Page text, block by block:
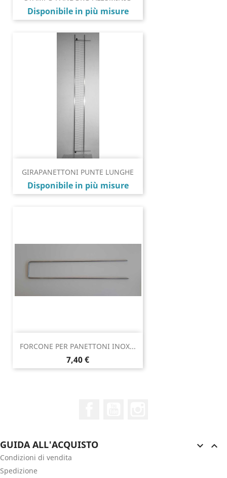
Prezzo
Disponibile in più misure
GIRAPANETTONI PUNTE LUNGHE
Prezzo
Disponibile in più misure
FORCONE PER PANETTONI INOX...
Prezzo
7,40 €
GUIDA ALL'ACQUISTO  
Condizioni di vendita
Spedizione